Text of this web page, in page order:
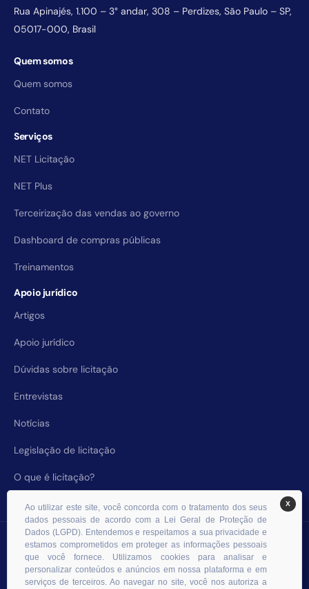
Rua Apinajés, 1.100 – 3° andar, 308 – Perdizes, São Paulo – SP,
05017-000, Brasil
Quem somos
Quem somos
Contato
Serviços
NET Licitação
NET Plus
Terceirização das vendas ao governo
Dashboard de compras públicas
Treinamentos
Apoio jurídico
Artigos
Apoio jurídico
Dúvidas sobre licitação
Entrevistas
Notícias
Legislação de licitação
O que é licitação?
© 2026 RHS Licitações. Todos os direitos reservados.
X
Ao utilizar este site, você concorda com o tratamento dos seus
dados pessoais de acordo com a Lei Geral de Proteção de
Dados (LGPD). Entendemos e respeitamos a sua privacidade e
estamos comprometidos em proteger as informações pessoais
que você fornece. Utilizamos cookies para analisar e
personalizar conteúdos e anúncios em nossa plataforma e em
serviços de terceiros. Ao navegar no site, você nos autoriza a